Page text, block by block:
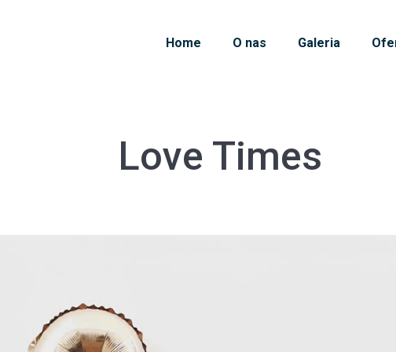
Home O nas Galeria
Love Times